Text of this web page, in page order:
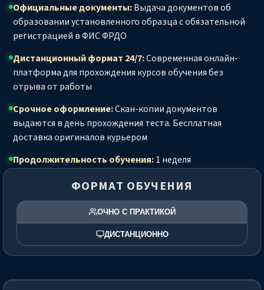
Официальные документы:Выдача документов об
образовании установленного образца с обязательной
регистрацией в ФИС ФРДО
Дистанционный формат 24/7:Современная онлайн-
платформа для прохождения курсов обучения без
отрыва от работы
Срочное оформление:Скан-копии документов
выдаются в день прохождения теста. Бесплатная
доставка оригиналов курьером
Продолжительность обучения:1 неделя
ФОРМАТ ОБУЧЕНИЯ
ОЧНО С ПРАКТИКОЙ
ДИСТАНЦИОННО